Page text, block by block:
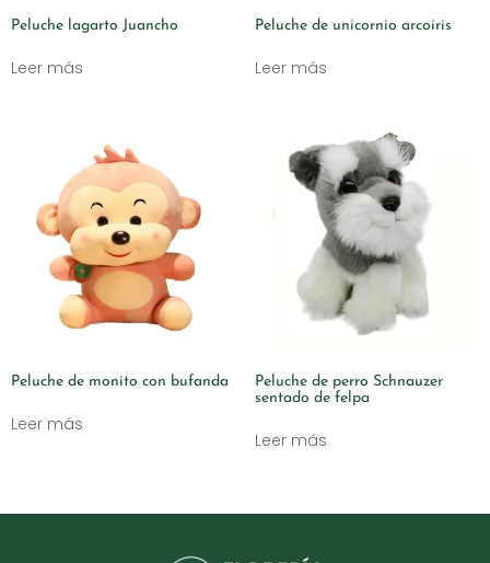
Peluche lagarto Juancho
Leer más
Peluche de unicornio arcoiris
Leer más
Peluche de monito con bufanda
Leer más
Peluche de perro Schnauzer
sentado de felpa
Leer más